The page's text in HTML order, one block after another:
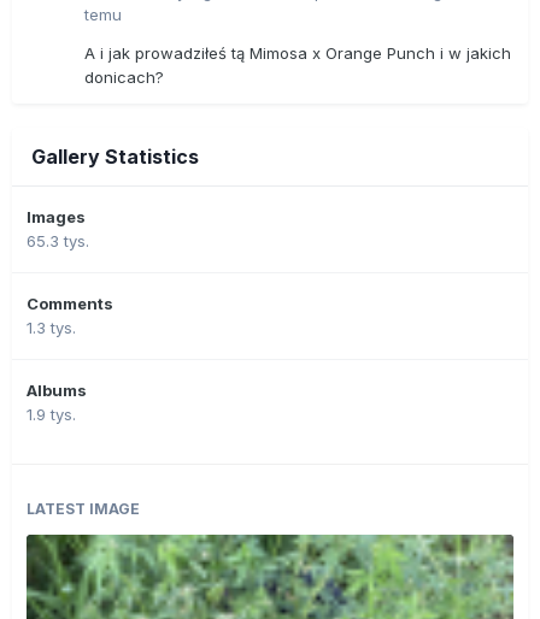
temu
A i jak prowadziłeś tą Mimosa x Orange Punch i w jakich
donicach?
Gallery Statistics
Images
65.3 tys.
Comments
1.3 tys.
Albums
1.9 tys.
LATEST IMAGE